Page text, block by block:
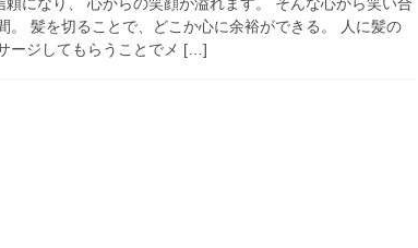
になり、 心からの笑顔が溢れます。 そんな心から笑い合
。 髪を切ることで、どこか心に余裕ができる。 人に髪の
ージしてもらうことでメ […]